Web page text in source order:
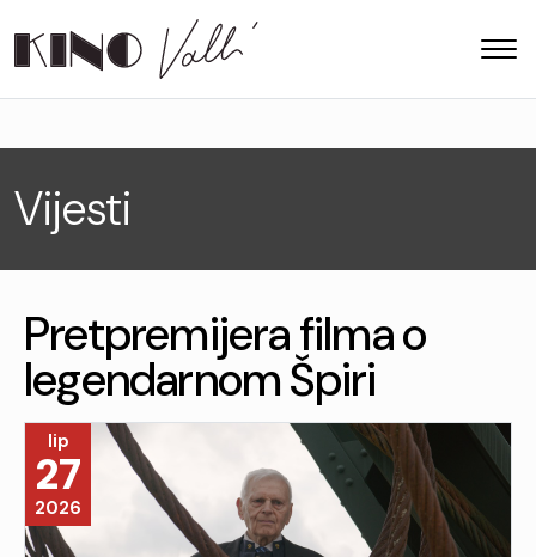
Vijesti
Pretpremijera filma o
legendarnom Špiri
lip
27
2026